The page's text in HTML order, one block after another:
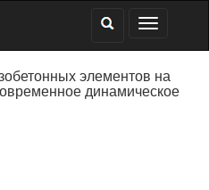
элементов на
динамическое